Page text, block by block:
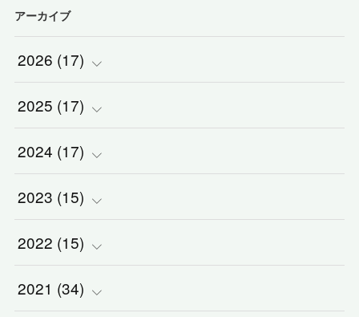
アーカイブ
2026 (17)
(2)
(1)
(1)
(3)
(3)
2025 (17)
(2)
(1)
(1)
(2)
2024 (17)
(2)
(5)
(1)
2023 (15)
(3)
(1)
2022 (15)
(2)
2021 (34)